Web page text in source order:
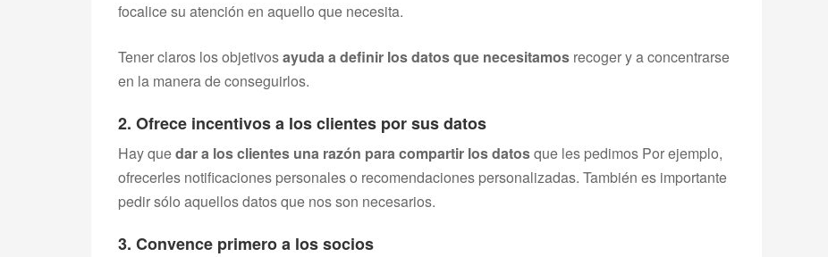
focalice su atención en aquello que necesita.
Tener claros los objetivosayuda a definir los datos que necesitamos recoger y a concentrarse
en la manera de conseguirlos.
2. Ofrece incentivos a los clientes por sus datos
Hay quedar a los clientes una razón para compartir los datosque les pedimos Por ejemplo,
ofrecerles notificaciones personales o recomendaciones personalizadas. También es importante
pedir sólo aquellos datos que nos son necesarios.
3. Convence primero a los socios